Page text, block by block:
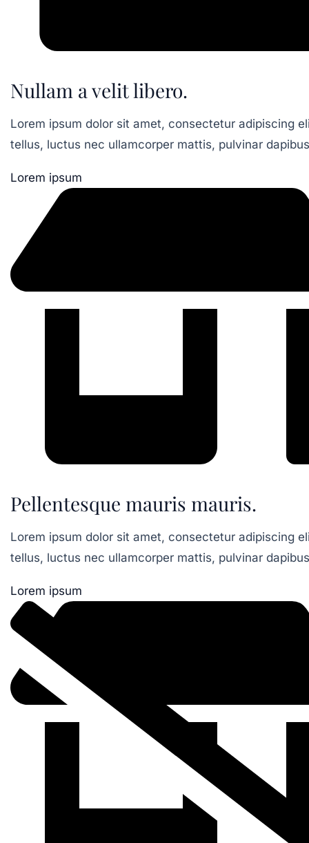
Nullam a velit libero.
Lorem ipsum dolor sit amet, consectetur adipiscing
tellus, luctus nec ullamcorper mattis, pulvinar
Lorem ipsum
Pellentesque mauris mauris.
Lorem ipsum dolor sit amet, consectetur adipiscing
tellus, luctus nec ullamcorper mattis, pulvinar
Lorem ipsum